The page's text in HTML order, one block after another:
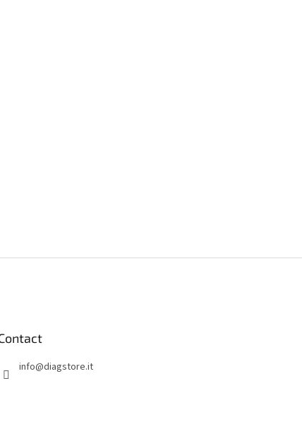
info@diagstore.it